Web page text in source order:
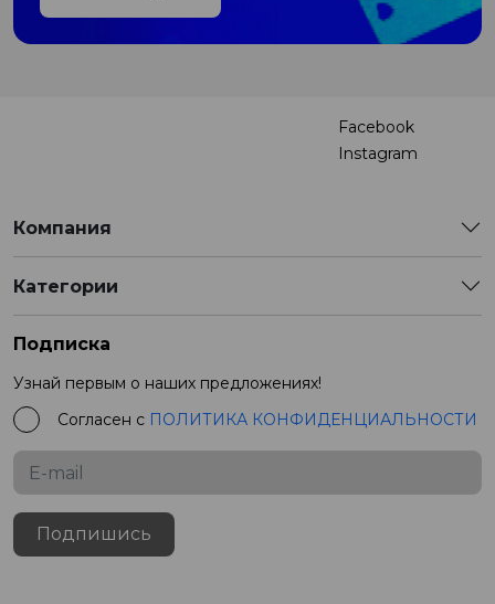
Facebook
Instagram
Компания
Категории
Подписка
Узнай первым о наших предложениях!
Согласен с ПОЛИТИКА КОНФИДЕНЦИАЛЬНОСТИ
Подпишись